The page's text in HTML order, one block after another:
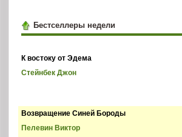
Бестселлеры недели
К востоку от Эдема
Стейнбек Джон
Возвращение Синей Бороды
Пелевин Виктор